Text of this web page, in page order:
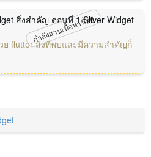
กำลังอ่านเนื้อหานี้อยู่
สิ่งสำคัญ ตอนที่ 1 Sliver Widget
flutter สิ่งที่พบและมีความสำคัญก็